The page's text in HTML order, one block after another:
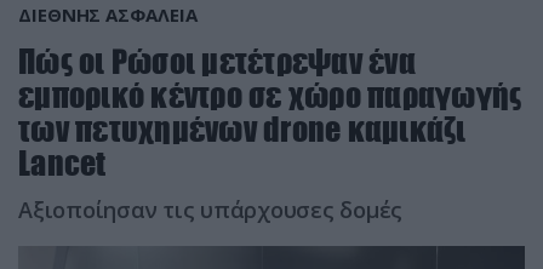
ΔΙΕΘΝΗΣ ΑΣΦΑΛΕΙΑ
Πώς οι Ρώσοι μετέτρεψαν ένα
εμπορικό κέντρο σε χώρο παραγωγής
των πετυχημένων drone καμικάζι
Lancet
Αξιοποίησαν τις υπάρχουσες δομές